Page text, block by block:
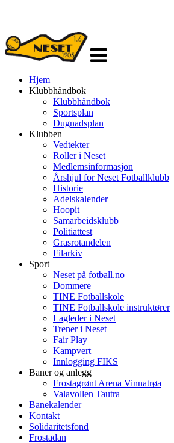
navigasjon
Hjem
Klubbhåndbok
Klubbhåndbok
Sportsplan
Dugnadsplan
Klubben
Vedtekter
Roller i Neset
Medlemsinformasjon
Årshjul for Neset Fotballklubb
Historie
Adelskalender
Hoopit
Samarbeidsklubb
Politiattest
Grasrotandelen
Filarkiv
Sport
Neset på fotball.no
Dommere
TINE Fotballskole
TINE Fotballskole instruktører
Lagleder i Neset
Trener i Neset
Fair Play
Kampvert
Innlogging FIKS
Baner og anlegg
Frostagrønt Arena Vinnatrøa
Valavollen Tautra
Banekalender
Kontakt
Solidaritetsfond
Frostadan